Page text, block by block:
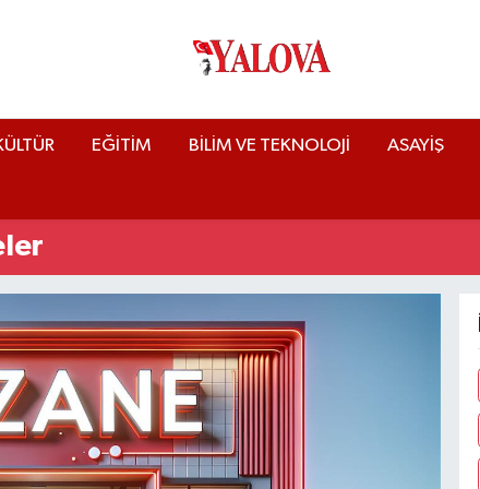
EĞİTİM BİLİM VE TEKNOLOJİ ASAYİŞ